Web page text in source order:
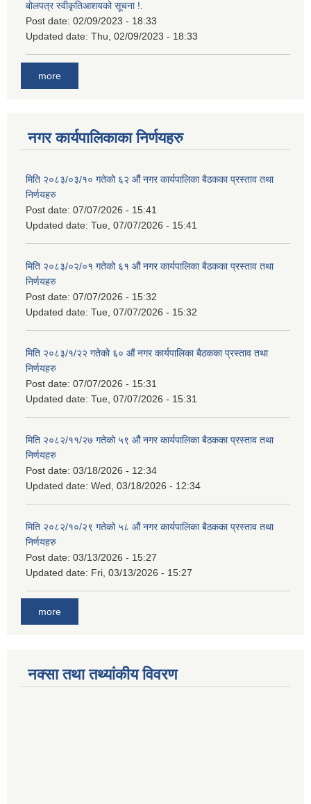
बोलपत्र स्वीकृतिआशयको सूचना !.
Post date: 02/09/2023 - 18:33
Updated date: Thu, 02/09/2023 - 18:33
more
नगर कार्यपालिकाका निर्णयहरु
मिति २०८३/०३/१० गतेको ६२ औं नगर कार्यपालिका बैठकका प्रस्ताव तथा
निर्णयहरु
Post date: 07/07/2026 - 15:41
Updated date: Tue, 07/07/2026 - 15:41
मिति २०८३/०२/०१ गतेको ६१ औं नगर कार्यपालिका बैठकका प्रस्ताव तथा
निर्णयहरु
Post date: 07/07/2026 - 15:32
Updated date: Tue, 07/07/2026 - 15:32
मिति २०८३/१/२२ गतेको ६० औं नगर कार्यपालिका बैठकका प्रस्ताव तथा
निर्णयहरु
Post date: 07/07/2026 - 15:31
Updated date: Tue, 07/07/2026 - 15:31
मिति २०८२/११/२७ गतेको ५९ औं नगर कार्यपालिका बैठकका प्रस्ताव तथा
निर्णयहरु
Post date: 03/18/2026 - 12:34
Updated date: Wed, 03/18/2026 - 12:34
मिति २०८२/१०/२९ गतेको ५८ औं नगर कार्यपालिका बैठकका प्रस्ताव तथा
निर्णयहरु
Post date: 03/13/2026 - 15:27
Updated date: Fri, 03/13/2026 - 15:27
more
नक्सा तथा तथ्यांकीय विवरण